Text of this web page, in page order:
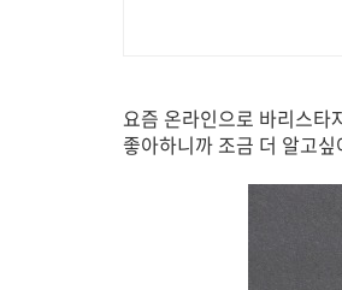
요즘 온라인으로 바리스타
좋아하니까 조금 더 알고